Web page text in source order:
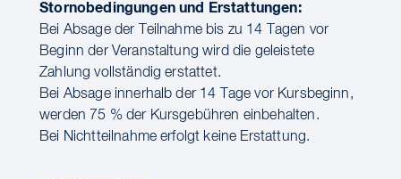
Stornobedingungen und Erstattungen:
Bei Absage der Teilnahme bis zu 14 Tagen vor
Beginn der Veranstaltung wird die geleistete
Zahlung vollständig erstattet.
Bei Absage innerhalb der 14 Tage vor Kursbeginn,
werden 75 % der Kursgebühren einbehalten.
Bei Nichtteilnahme erfolgt keine Erstattung.